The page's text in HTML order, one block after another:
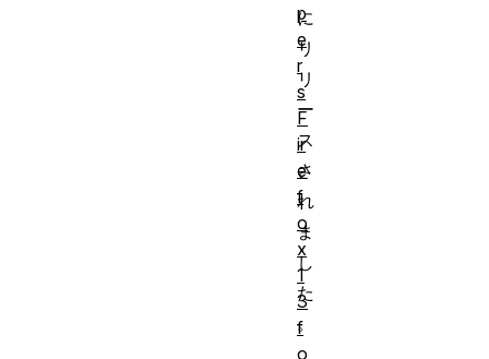
に
リ
リ
ー
ス
さ
れ
ま
し
た
。
p
e
r
s
F
ir
e
f
o
x
1
3
f
o